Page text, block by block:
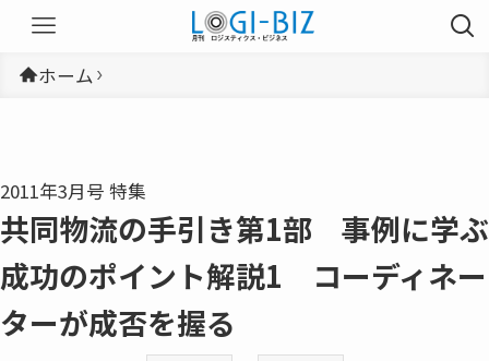
ホーム
2011年3月号 特集
共同物流の手引き第1部 事例に学ぶ
成功のポイント解説1 コーディネー
ターが成否を握る